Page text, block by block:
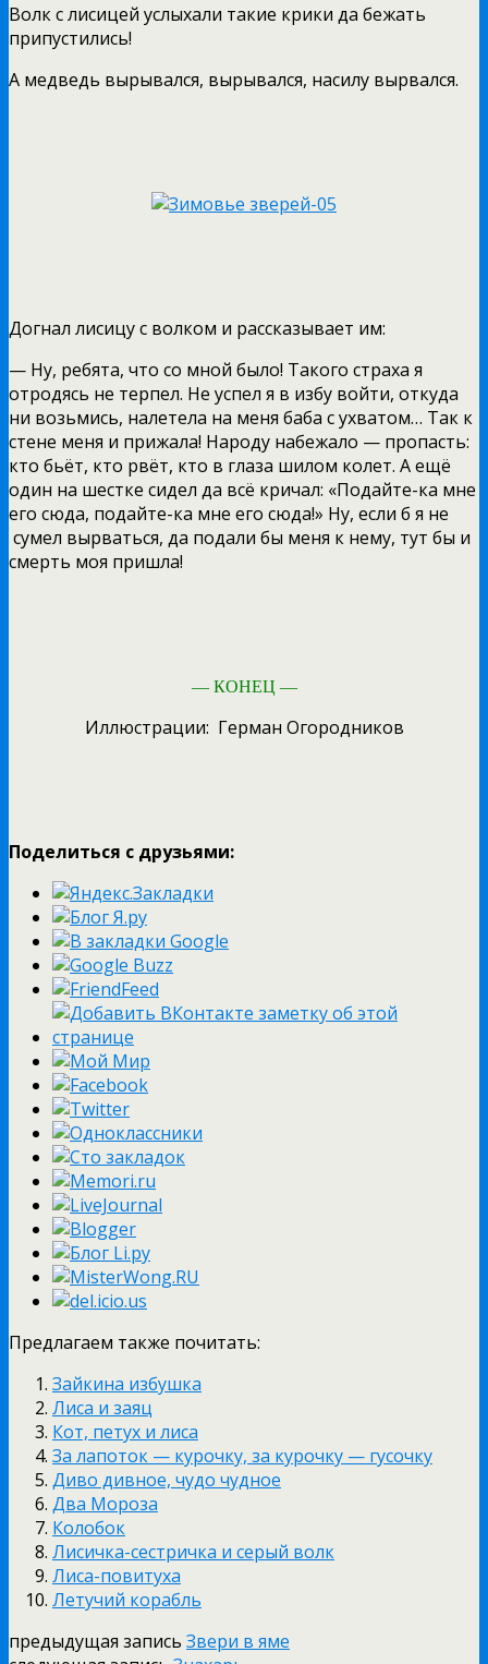
Волк с лисицей услыхали такие крики да бежать
припустились!
А медведь вырывался, вырывался, насилу вырвался.
Догнал лисицу с волком и рассказывает им:
— Ну, ребята, что со мной было! Такого страха я
отродясь не терпел. Не успел я в избу войти, откуда
ни возьмись, налетела на меня баба с ухватом… Так к
стене меня и прижала! Народу набежало — пропасть:
кто бьёт, кто рвёт, кто в глаза шилом колет. А ещё
один на шестке сидел да всё кричал: «Подайте-ка мне
его сюда, подайте-ка мне его сюда!» Ну, если б я не
сумел вырваться, да подали бы меня к нему, тут бы и
смерть моя пришла!
— КОНЕЦ —
Иллюстрации: Герман Огородников
Поделиться с друзьями:
Предлагаем также почитать:
Зайкина избушка
Лиса и заяц
Кот, петух и лиса
За лапоток — курочку, за курочку — гусочку
Диво дивное, чудо чудное
Два Мороза
Колобок
Лисичка-сестричка и серый волк
Лиса-повитуха
Летучий корабль
предыдущая запись Звери в яме